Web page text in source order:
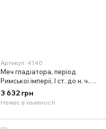
Артикул: 4140
Меч гладіатора, період
Римської імперії, I ст. до н. ч.
(макет масогабаритний)
3 632 грн
Немає в наявності